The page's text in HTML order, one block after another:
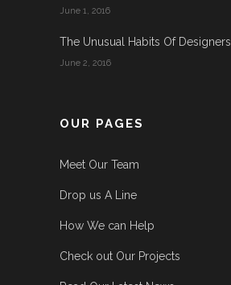
June 1, 2016
The Unusual Habits Of Designers
June 2, 2016
OUR PAGES
Meet Our Team
Drop us A Line
How We can Help
Check out Our Projects